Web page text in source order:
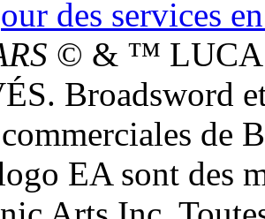
des services
© & ™
Broadsword
de
EA sont des